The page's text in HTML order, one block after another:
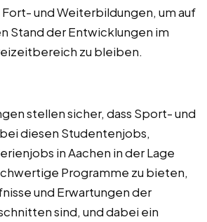
Fort- und Weiterbildungen, um auf
Stand der Entwicklungen im
zu bleiben.
stellen sicher, dass Sport- und
diesen Studentenjobs,
in Aachen in der Lage
Programme zu bieten,
und Erwartungen der
sind, und dabei ein